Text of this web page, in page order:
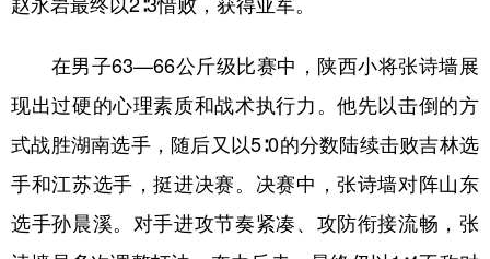
在男子63—66公斤级比赛中，陕西小将张诗墙展
现出过硬的心理素质和战术执行力。他先以击倒的方
式战胜湖南选手，随后又以5∶0的分数陆续击败吉林选
手和江苏选手，挺进决赛。决赛中，张诗墙对阵山东
选手孙晨溪。对手进攻节奏紧凑、攻防衔接流畅，张